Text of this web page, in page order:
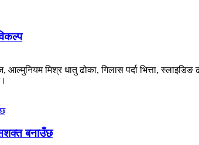
मिश्र धातु ढोका, गिलास पर्दा भित्ता,
बनाउँछ